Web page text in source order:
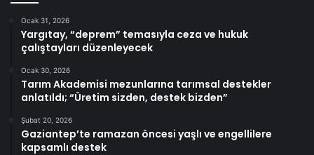
Ocak 31, 2026
Yargıtay, “deprem” temasıyla ceza ve hukuk
çalıştayları düzenleyecek
Ocak 30, 2026
Tarım Akademisi mezunlarına tarımsal destekler
anlatıldı; “Üretim sizden, destek bizden”
Şubat 20, 2026
Gaziantep’te ramazan öncesi yaşlı ve engellilere
kapsamlı destek